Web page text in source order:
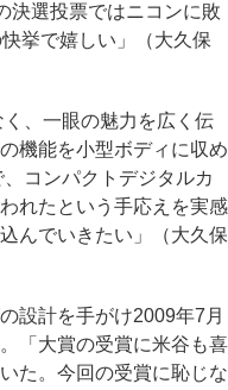
決選投票ではニコンに敗
挙で嬉しい」（大久保
、一眼の魅力を広く伝
機能を小型ボディに収め
コンパクトデジタルカ
れたという手応えを実感
んでいきたい」（大久保
設計を手がけ2009年7月
「大賞の受賞に米谷も喜
た。今回の受賞に恥じな